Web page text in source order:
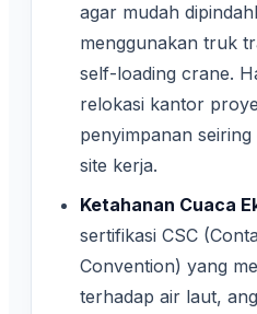
agar mudah
menggunakan truk
self-loading crane.
relokasi kantor
penyimpanan
site kerja.
Ketahanan Cuaca
sertifikasi CSC
Convention) yang
terhadap air laut,